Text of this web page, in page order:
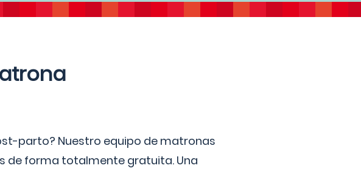
parto? Nuestro equipo de matronas
de forma totalmente gratuita. Una